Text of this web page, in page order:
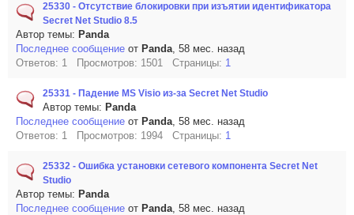
25330 - Отсутствие блокировки при изъятии идентификатора
Secret Net Studio 8.5
Автор темы: Panda
Последнее сообщение от Panda, 58 мес. назад
Ответов: 1 Просмотров: 1501 Страницы: 1
25331 - Падение MS Visio из-за Secret Net Studio
Автор темы: Panda
Последнее сообщение от Panda, 58 мес. назад
Ответов: 1 Просмотров: 1994 Страницы: 1
25332 - Ошибка установки сетевого компонента Secret Net
Studio
Автор темы: Panda
Последнее сообщение от Panda, 58 мес. назад